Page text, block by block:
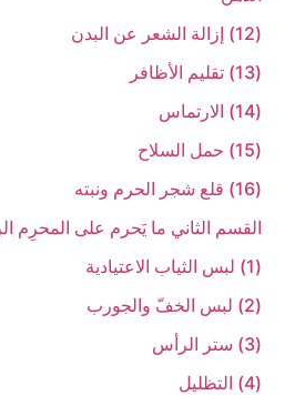
(12) إزالة الشعر عن البدن‏
(13) تقليم الأظافر
(14) الارتماس‏
(15) حمل السلاح‏
(16) قلع شجر الحرم ونبته‏
القسم الثاني ‏ما يَحرم على المحرِم
(1) لبس الثياب الاعتيادية
(2) لبس الخفّ والجورب‏
(3) ستر الرأس‏
(4) التظليل‏